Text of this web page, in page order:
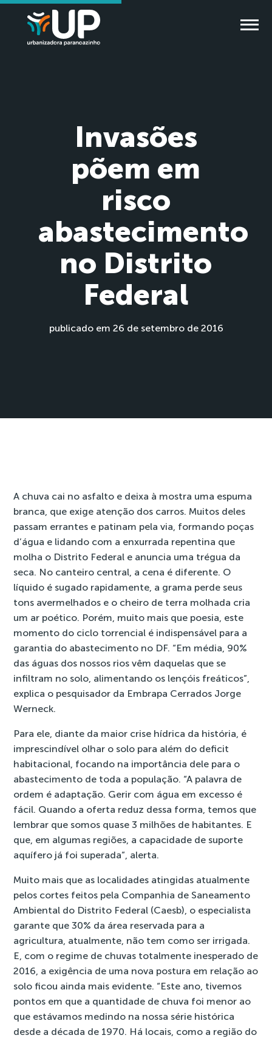
Invasões
põem em
risco
abastecimento
no Distrito
Federal
publicado em 26 de setembro de 2016
A chuva cai no asfalto e deixa à mostra uma espuma
branca, que exige atenção dos carros. Muitos deles
passam errantes e patinam pela via, formando poças
d’água e lidando com a enxurrada repentina que
molha o Distrito Federal e anuncia uma trégua da
seca. No canteiro central, a cena é diferente. O
líquido é sugado rapidamente, a grama perde seus
tons avermelhados e o cheiro de terra molhada cria
um ar poético. Porém, muito mais que poesia, este
momento do ciclo torrencial é indispensável para a
garantia do abastecimento no DF. “Em média, 90%
das águas dos nossos rios vêm daquelas que se
infiltram no solo, alimentando os lençóis freáticos”,
explica o pesquisador da Embrapa Cerrados Jorge
Werneck.
Para ele, diante da maior crise hídrica da história, é
imprescindível olhar o solo para além do deficit
habitacional, focando na importância dele para o
abastecimento de toda a população. “A palavra de
ordem é adaptação. Gerir com água em excesso é
fácil. Quando a oferta reduz dessa forma, temos que
lembrar que somos quase 3 milhões de habitantes. E
que, em algumas regiões, a capacidade de suporte
aquífero já foi superada”, alerta.
Muito mais que as localidades atingidas atualmente
pelos cortes feitos pela Companhia de Saneamento
Ambiental do Distrito Federal (Caesb), o especialista
garante que 30% da área reservada para a
agricultura, atualmente, não tem como ser irrigada.
E, com o regime de chuvas totalmente inesperado de
2016, a exigência de uma nova postura em relação ao
solo ficou ainda mais evidente. “Este ano, tivemos
pontos em que a quantidade de chuva foi menor ao
que estávamos medindo na nossa série histórica
desde a década de 1970. Há locais, como a região do